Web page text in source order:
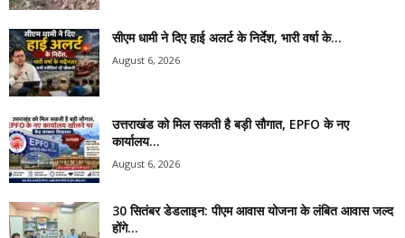
सीएम धामी ने दिए हाई अलर्ट के निर्देश, भारी वर्षा के...
August 6, 2026
उत्तराखंड को मिल सकती है बड़ी सौगात, EPFO के नए
कार्यालय...
August 6, 2026
30 सितंबर डेडलाइन: पीएम आवास योजना के लंबित आवास जल्द
होंगे...